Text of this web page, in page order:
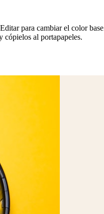
para cambiar el color
al portapapeles.